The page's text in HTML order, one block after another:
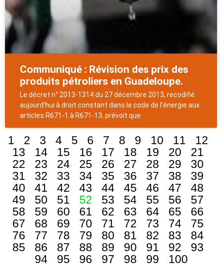
Communiqué : Révision des prix des
produits pétroliers en Guadeloupe.
Le décret n° 2013-1314 du 27 décembre 2013, recodifié
aujourd’hui à droit constant dans le code de l’énergie aux
articles R671-1 à R671-13, prévoit que
1 2 3 4 5 6 7 8 9 10 11
12
13
14 15 16 17 18 19 20
21
22
23 24 25 26 27 28 29
30
31
32 33 34 35 36 37 38
39
40
41 42 43 44 45 46 47
48
49
50 51 52 53 54 55 56
57
58
59 60 61 62 63 64 65
66
67
68 69 70 71 72 73 74
75
76
77 78 79 80 81 82 83
84
85
86 87 88 89 90 91 92
93
94
95 96 97 98 99 100